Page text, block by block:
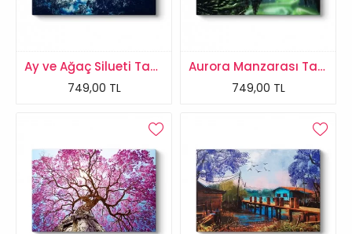
Ay ve Ağaç Silueti Tablosu
749,00 TL
Aurora Manzarası Tablosu
749,00 TL